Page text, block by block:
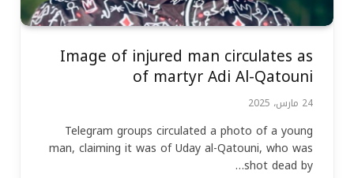
Image of injured man circulates as
of martyr Adi Al-Qatouni
24 مارس، 2025
Telegram groups circulated a photo of a young
man, claiming it was of Uday al-Qatouni, who was
shot dead by…